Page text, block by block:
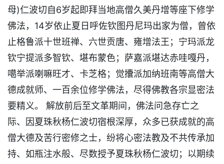
母)仁波切自6岁起即拜当地高僧久美丹增等座下修学
佛法，14岁依止夏日呼佐钦图丹尼玛出家为僧，曾依
止格鲁派十世班禅、六世贡唐、雍增法王；宁玛派龙
钦宁提派多智钦、堪布蒙色；萨嘉派堪达赤哇嘎丹，
噶举派喇嘛旺才、卡芝格；觉攮派加纳班南等高僧大
德成就师、一百余位修学佛法，尽得佛教各宗显密法
要精义。 解放前后至文革期间，佛法问急存亡之
际、因夏珠秋杨仁波切宿根深厚，众多已获成就的高
僧大德及苦行密修之士，纷将心密法教及不共传承加
持、如瓶注水般、尽数授予夏珠秋杨仁波切；以期续